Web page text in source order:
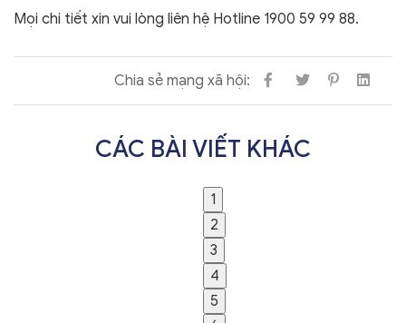
Mọi chi tiết xin vui lòng liên hệ Hotline 1900 59 99 88.
Chia sẻ mạng xã hội:
CÁC BÀI VIẾT KHÁC
1
2
3
4
5